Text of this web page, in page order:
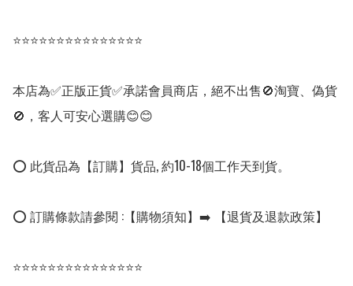
⭐⭐⭐⭐⭐⭐⭐⭐⭐⭐⭐⭐⭐⭐⭐
本店為✅正版正貨✅承諾會員商店，絕不出售🚫淘寶、偽貨
🚫，客人可安心選購😊😊
⭕ 此貨品為【訂購】貨品, 約10-18個工作天到貨。
⭕ 訂購條款請參閱 :【購物須知】➡️ 【退貨及退款政策】
⭐⭐⭐⭐⭐⭐⭐⭐⭐⭐⭐⭐⭐⭐⭐